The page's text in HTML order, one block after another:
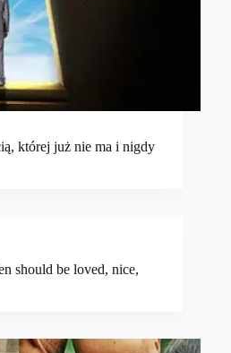
której już nie ma i nigdy
should be loved, nice,